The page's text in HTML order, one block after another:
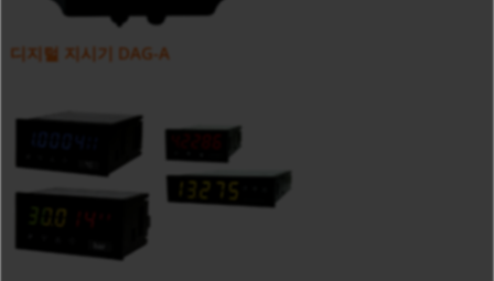
디지털 지시기 DAG-A